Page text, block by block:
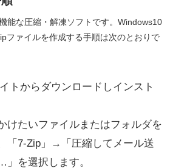
能な圧縮・解凍ソフトです。Windows10
ファイルを作成する手順は次のとおりで
トからダウンロードしインスト
けたいファイルまたはフォルダを
「7-Zip」→「圧縮してメール送
を選択します。